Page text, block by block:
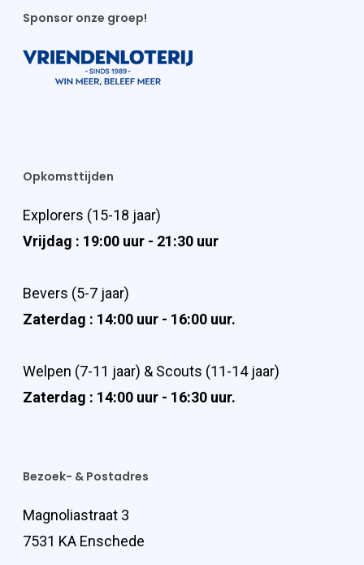
Sponsor onze groep!
Opkomsttijden
Explorers (15-18 jaar)
Vrijdag : 19:00 uur - 21:30 uur
Bevers (5-7 jaar)
Zaterdag : 14:00 uur - 16:00 uur.
Welpen (7-11 jaar) & Scouts (11-14 jaar)
Zaterdag : 14:00 uur - 16:30 uur.
Bezoek- & Postadres
Magnoliastraat 3
7531 KA Enschede